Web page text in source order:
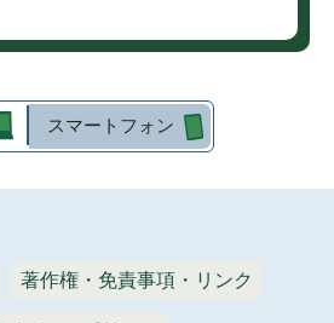
スマートフォン
著作権・免責事項・リンク